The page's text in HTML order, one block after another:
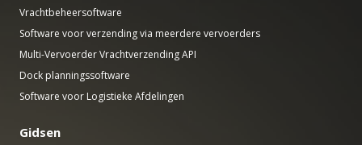
Vrachtbeheersoftware
Software voor verzending via meerdere vervoerders
Multi-Vervoerder Vrachtverzending API
Dock planningssoftware
Software voor Logistieke Afdelingen
Gidsen